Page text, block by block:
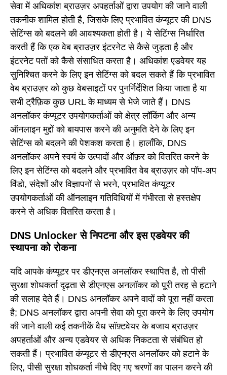
सेवा में अधिकांश ब्राउज़र अपहर्ताओं द्वारा उपयोग की जाने वाली
तकनीक शामिल होती है, जिसके लिए प्रभावित कंप्यूटर की DNS
सेटिंग्स को बदलने की आवश्यकता होती है। ये सेटिंग्स निर्धारित
करती हैं कि एक वेब ब्राउज़र इंटरनेट से कैसे जुड़ता है और
इंटरनेट पतों को कैसे संसाधित करता है। अधिकांश एडवेयर यह
सुनिश्चित करने के लिए इन सेटिंग्स को बदल सकते हैं कि प्रभावित
वेब ब्राउज़र को कुछ वेबसाइटों पर पुनर्निर्देशित किया जाता है या
सभी ट्रैफ़िक कुछ URL के माध्यम से भेजे जाते हैं। DNS
अनलॉकर कंप्यूटर उपयोगकर्ताओं को क्षेत्र लॉकिंग और अन्य
ऑनलाइन मुद्दों को बायपास करने की अनुमति देने के लिए इन
सेटिंग्स को बदलने की पेशकश करता है। हालाँकि, DNS
अनलॉकर अपने स्वयं के उत्पादों और ऑफ़र को वितरित करने के
लिए इन सेटिंग्स को बदलने और प्रभावित वेब ब्राउज़र को पॉप-अप
विंडो, संदेशों और विज्ञापनों से भरने, प्रभावित कंप्यूटर
उपयोगकर्ताओं की ऑनलाइन गतिविधियों में गंभीरता से हस्तक्षेप
करने से अधिक वितरित करता है।
DNS Unlocker से निपटना और इस एडवेयर की
स्थापना को रोकना
यदि आपके कंप्यूटर पर डीएनएस अनलॉकर स्थापित है, तो पीसी
सुरक्षा शोधकर्ता दृढ़ता से डीएनएस अनलॉकर को पूरी तरह से हटाने
की सलाह देते हैं। DNS अनलॉकर अपने वादों को पूरा नहीं करता
है; DNS अनलॉकर द्वारा अपनी सेवा को पूरा करने के लिए उपयोग
की जाने वाली कई तकनीकें वैध सॉफ़्टवेयर के बजाय ब्राउज़र
अपहर्ताओं और अन्य एडवेयर से अधिक निकटता से संबंधित हो
सकती हैं। प्रभावित कंप्यूटर से डीएनएस अनलॉकर को हटाने के
लिए, पीसी सुरक्षा शोधकर्ता नीचे दिए गए चरणों का पालन करने की